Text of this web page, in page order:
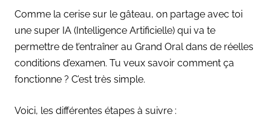
Comme la cerise sur le gâteau, on partage avec toi
une super IA (Intelligence Artificielle) qui va te
permettre de t’entraîner au Grand Oral dans de réelles
conditions d’examen. Tu veux savoir comment ça
fonctionne ? C’est très simple.
Voici, les différentes étapes à suivre :